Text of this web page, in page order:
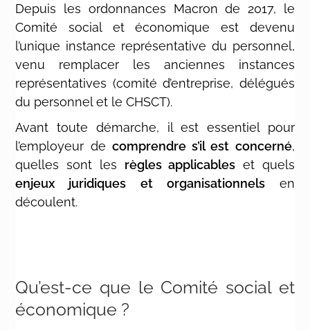
Depuis les ordonnances Macron de 2017, le
Comité social et économique est devenu
l’unique instance représentative du personnel,
venu remplacer les anciennes instances
représentatives (comité d’entreprise, délégués
du personnel et le CHSCT).
Avant toute démarche, il est essentiel pour
l’employeur de comprendre s’il est concerné,
quelles sont les règles applicables et quels
enjeux juridiques et organisationnelsen
découlent.
Qu’est-ce que le Comité social et
économique ?